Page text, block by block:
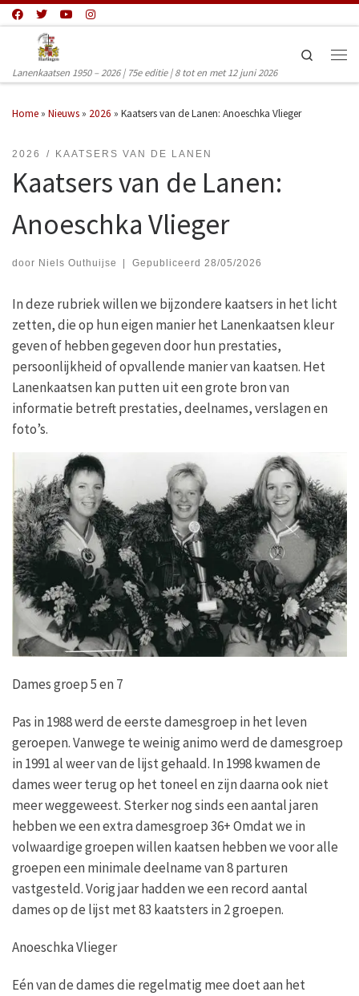
Ga naar inhoud
Lanenkaatsen 1950 – 2026 | 75e editie | 8 tot en met 12 juni 2026
Search
Home » Nieuws » 2026 » Kaatsers van de Lanen: Anoeschka Vlieger
2026 KAATSERS VAN DE LANEN
Kaatsers van de Lanen:
Anoeschka Vlieger
door Niels Outhuijse Gepubliceerd 28/05/2026
In deze rubriek willen we bijzondere kaatsers in het licht
zetten, die op hun eigen manier het Lanenkaatsen kleur
geven of hebben gegeven door hun prestaties,
persoonlijkheid of opvallende manier van kaatsen. Het
Lanenkaatsen kan putten uit een grote bron van
informatie betreft prestaties, deelnames, verslagen en
foto’s.
Dames groep 5 en 7
Pas in 1988 werd de eerste damesgroep in het leven
geroepen. Vanwege te weinig animo werd de damesgroep
in 1991 al weer van de lijst gehaald. In 1998 kwamen de
dames weer terug op het toneel en zijn daarna ook niet
meer weggeweest. Sterker nog sinds een aantal jaren
hebben we een extra damesgroep 36+ Omdat we in
volwaardige groepen willen kaatsen hebben we voor alle
groepen een minimale deelname van 8 parturen
vastgesteld. Vorig jaar hadden we een record aantal
dames op de lijst met 83 kaatsters in 2 groepen.
Anoeschka Vlieger
Eén van de dames die regelmatig mee doet aan het